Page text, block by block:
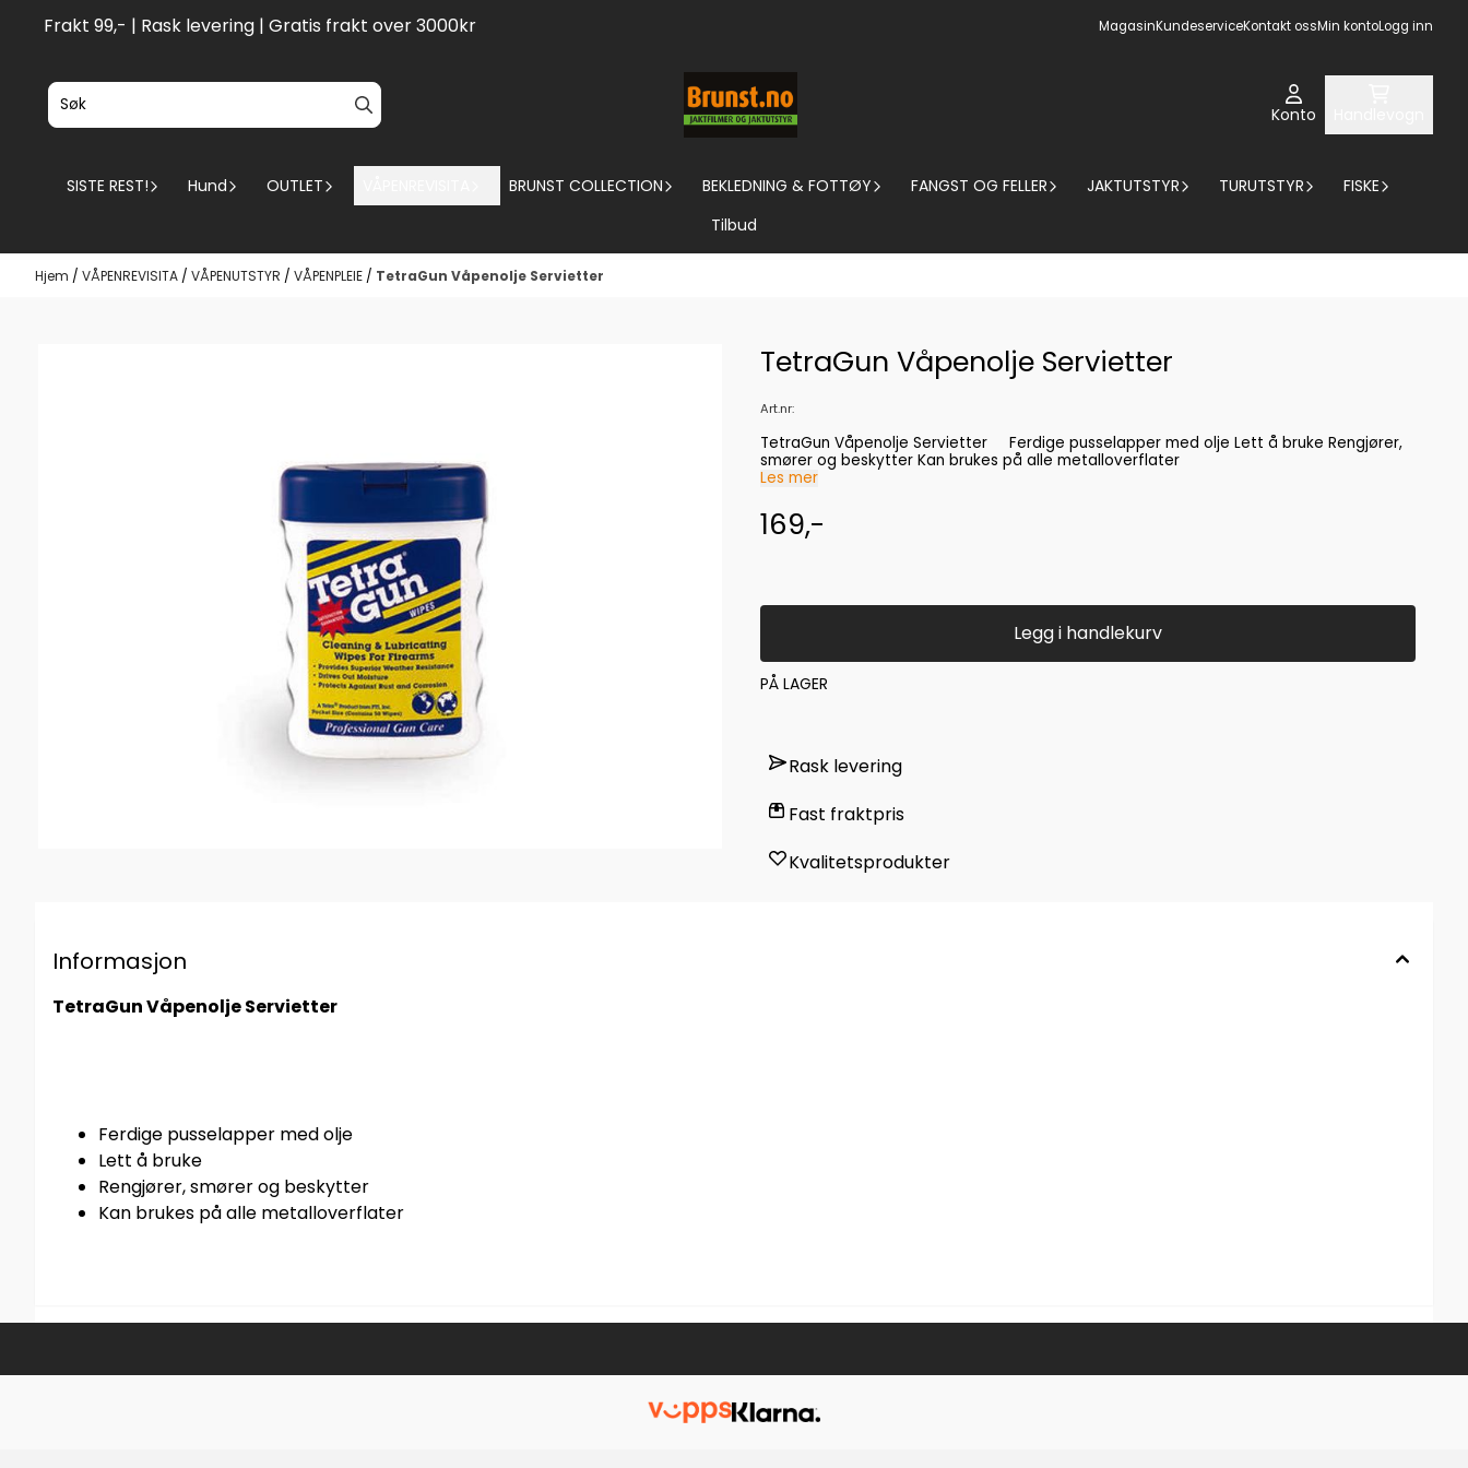
Hopp til innhold
Frakt 99,- | Rask levering | Gratis frakt over 3000kr MagasinKundeserviceKontakt ossMin kontoLogg inn
Konto
SISTE REST! Hund OUTLET BRUNST COLLECTION BEKLEDNING & FOTTØY FANGST OG FELLER JAKTUTSTYR TURUTSTYR
FISKE
Tilbud
Hjem / VÅPENREVISITA / VÅPENUTSTYR / VÅPENPLEIE / TetraGun Våpenolje Servietter
TetraGun Våpenolje Servietter
Art.nr:
TetraGun Våpenolje Servietter Ferdige pusselapper med olje Lett å bruke Rengjører,
smører og beskytter Kan brukes på alle metalloverflater
Les mer
169,-
Legg i handlekurv
PÅ LAGER
Rask levering
Fast fraktpris
Kvalitetsprodukter
Informasjon
TetraGun Våpenolje Servietter
Ferdige pusselapper med olje
Lett å bruke
Rengjører, smører og beskytter
Kan brukes på alle metalloverflater